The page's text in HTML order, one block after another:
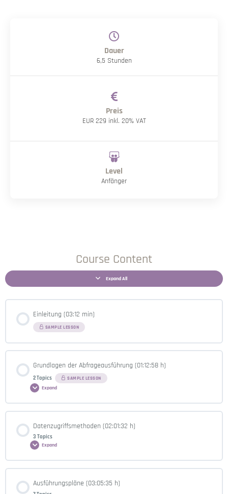
Dauer
6,5 Stunden
Preis
EUR 229 inkl. 20% VAT
Level
Anfänger
Course Content
Expand All
Einleitung (03:12 min)
SAMPLE LESSON
Grundlagen der Abfrageausführung (01:12:58 h)
2 Topics SAMPLE LESSON
Expand
0% COMPLETE
Datenzugriffsmethoden (02:01:32 h)
3 Topics
Expand
0% COMPLETE
Ausführungspläne (03:05:35 h)